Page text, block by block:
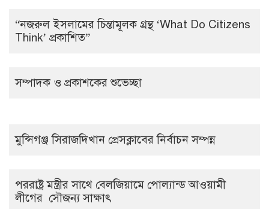
“নজরুল ইসলামের চিন্তামূলক গ্রন্থ ‘What Do Citizens
Think’ প্রকাশিত”
সম্পাদক ও প্রকাশকের শুভেচ্ছা
মুন্সিগঞ্জ সিরাজদিখান প্রেসক্লাবের নির্বাচন সম্পন্ন
পররাষ্ট্র মন্ত্রীর সাথে বেলজিয়ামে পোল্যান্ড আওয়ামী
লীগের সৌজন্য সাক্ষাৎ